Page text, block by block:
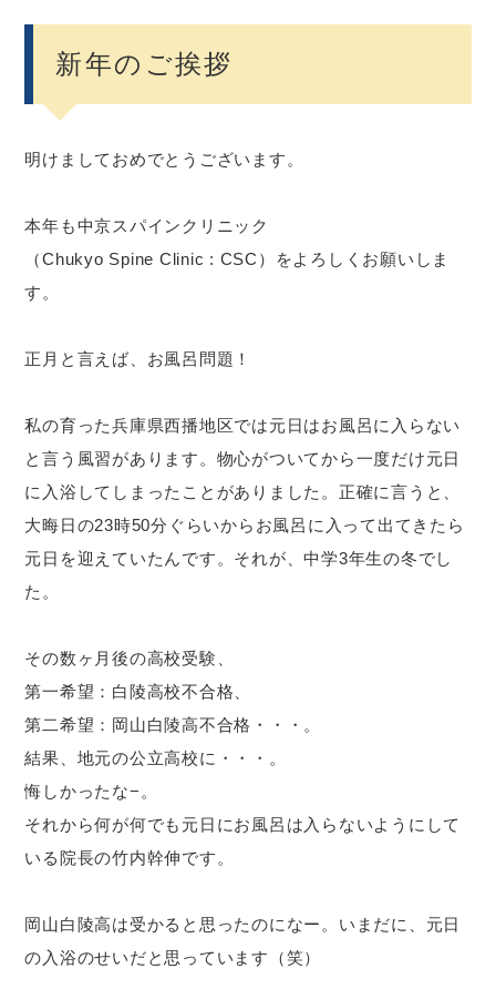
新年のご挨拶
明けましておめでとうございます。
本年も中京スパインクリニック
（Chukyo Spine Clinic : CSC）をよろしくお願いしま
す。
正月と言えば、お風呂問題！
私の育った兵庫県西播地区では元日はお風呂に入らない
と言う風習があります。物心がついてから一度だけ元日
に入浴してしまったことがありました。正確に言うと、
大晦日の23時50分ぐらいからお風呂に入って出てきたら
元日を迎えていたんです。それが、中学3年生の冬でし
た。
その数ヶ月後の高校受験、
第一希望：白陵高校不合格、
第二希望：岡山白陵高不合格・・・。
結果、地元の公立高校に・・・。
悔しかったな−。
それから何が何でも元日にお風呂は入らないようにして
いる院長の竹内幹伸です。
岡山白陵高は受かると思ったのになー。いまだに、元日
の入浴のせいだと思っています（笑）